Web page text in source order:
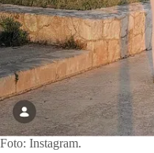
Foto: Instagram.